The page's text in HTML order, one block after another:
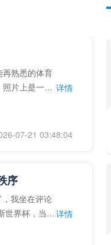
熟悉的体育
片上是一个 详情
07-21 03:48:04
序
我坐在评论
世界杯，当
详情